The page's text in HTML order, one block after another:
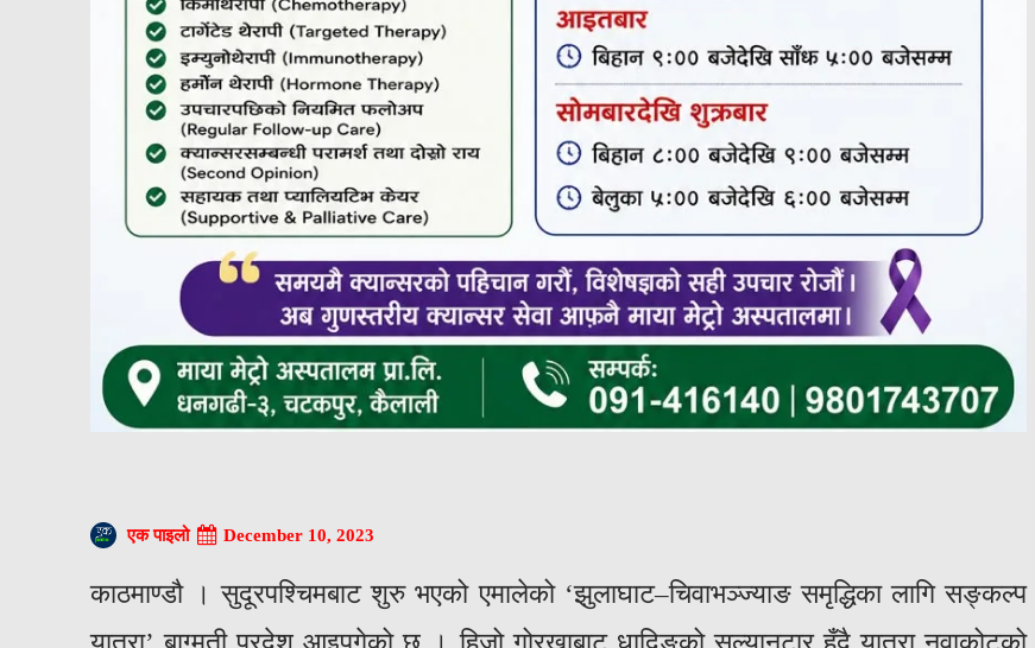
एक पाइलो December 10, 2023
काठमाण्डौ । सुदूरपश्चिमबाट शुरु भएको एमालेको ‘झुलाघाट–चिवाभञ्ज्याङ समृद्धिका लागि सङ्कल्प